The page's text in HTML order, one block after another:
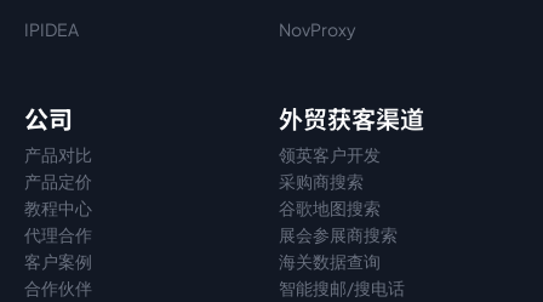
IPIDEA
NovProxy
公司
产品对比
产品定价
教程中心
代理合作
客户案例
合作伙伴
外贸获客渠道
领英客户开发
采购商搜索
谷歌地图搜索
展会参展商搜索
海关数据查询
智能搜邮/搜电话